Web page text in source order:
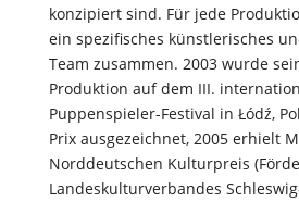
konzipiert sind. Für jede
ein spezifisches künstlerisches
Team zusammen. 2003 wurde
Produktion auf dem III.
Puppenspieler-Festival in Łódź,
Prix ausgezeichnet, 2005 erhielt
Norddeutschen Kulturpreis
Landeskulturverbandes